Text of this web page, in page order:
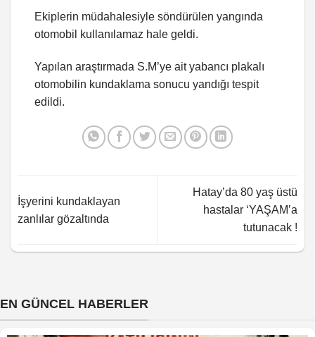
Ekiplerin müdahalesiyle söndürülen yangında
otomobil kullanılamaz hale geldi.
Yapılan araştırmada S.M’ye ait yabancı plakalı
otomobilin kundaklama sonucu yandığı tespit
edildi.
İşyerini kundaklayan
zanlılar gözaltında
Hatay’da 80 yaş üstü
hastalar ‘YAŞAM’a
tutunacak !
EN GÜNCEL HABERLER